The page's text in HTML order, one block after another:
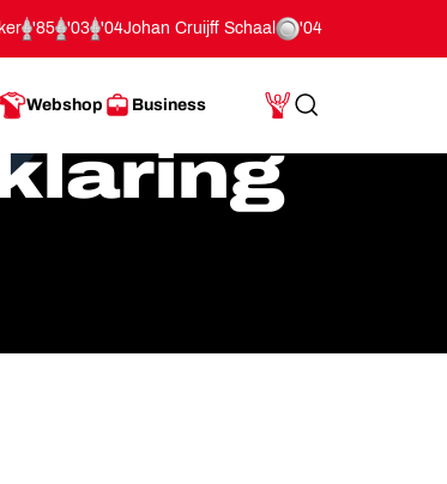
'85 '03 '04Johan Cruijff Schaal '04
Webshop Business
Mijn Account
Search